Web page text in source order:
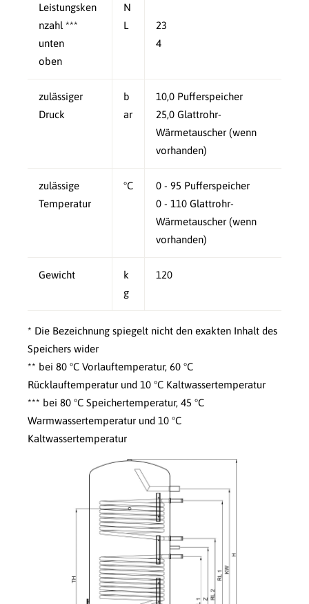
Leistungsken
nzahl ***
unten
oben
N
L
23
4
zulässiger
Druck
b
ar
10,0 Pufferspeicher
25,0 Glattrohr-
Wärmetauscher (wenn
vorhanden)
zulässige
Temperatur
°C
0 - 95 Pufferspeicher
0 - 110 Glattrohr-
Wärmetauscher (wenn
vorhanden)
Gewicht
k
g
120
* Die Bezeichnung spiegelt nicht den exakten Inhalt des
Speichers wider
** bei 80 °C Vorlauftemperatur, 60 °C
Rücklauftemperatur und 10 °C Kaltwassertemperatur
*** bei 80 °C Speichertemperatur, 45 °C
Warmwassertemperatur und 10 °C
Kaltwassertemperatur